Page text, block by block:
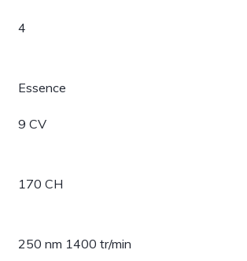
4
Essence
9 CV
170 CH
250 nm 1400 tr/min